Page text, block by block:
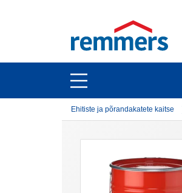
open
main
navigation
open
main
Ehitiste ja põrandakatete kaitse